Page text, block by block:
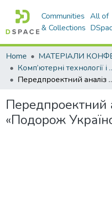
Communities
& Collections
All of
Home
Комп’ютерні
Передпроектний
Передпроектний
«Подорож